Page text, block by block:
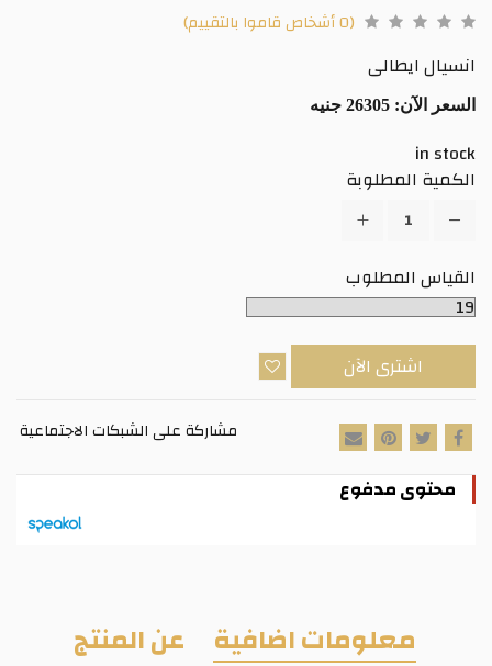
(0 أشخاص قاموا بالتقييم)
انسيال ايطالى
السعر الآن:
in stock
الكمية المطلوبة
القياس المطلوب
اشترى الآن
مشاركة على الشبكات الاجتماعية
محتوى مدفوع
معلومات اضافية
عن المنتج